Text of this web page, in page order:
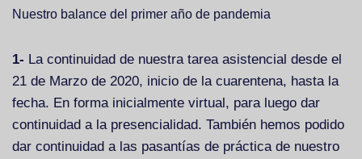
Nuestro balance del primer año de pandemia
1- La continuidad de nuestra tarea asistencial desde el
21 de Marzo de 2020, inicio de la cuarentena, hasta la
fecha. En forma inicialmente virtual, para luego dar
continuidad a la presencialidad. También hemos podido
dar continuidad a las pasantías de práctica de nuestro